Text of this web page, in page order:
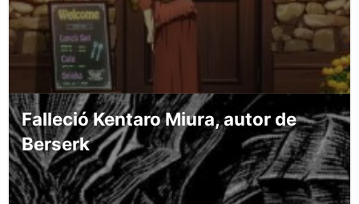
Falleció Kentaro Miura, autor de
Berserk